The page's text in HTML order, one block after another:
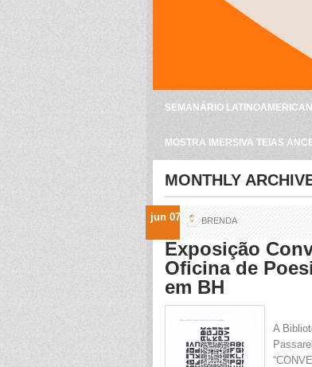
SEMANÁRIO
MOSTRA IMERSIVA TEIAS
MONTHLY
jun 07 BRENDA
Exposição
Oficina de
em BH
A